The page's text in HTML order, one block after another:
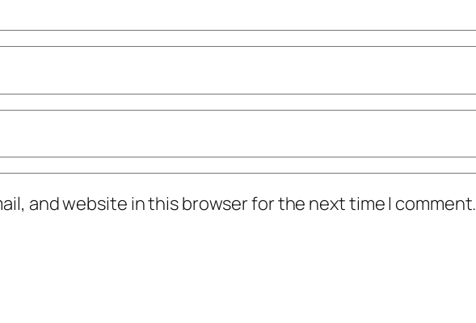
and website in this browser for the next time I comment.